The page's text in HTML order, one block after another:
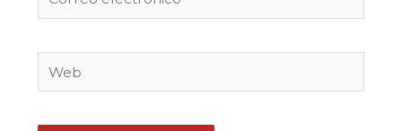
electrónico*
Web